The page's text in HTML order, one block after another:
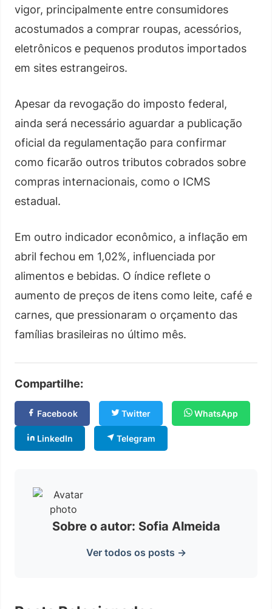
vigor, principalmente entre consumidores
acostumados a comprar roupas, acessórios,
eletrônicos e pequenos produtos importados
em sites estrangeiros.
Apesar da revogação do imposto federal,
ainda será necessário aguardar a publicação
oficial da regulamentação para confirmar
como ficarão outros tributos cobrados sobre
compras internacionais, como o ICMS
estadual.
Em outro indicador econômico, a inflação em
abril fechou em 1,02%, influenciada por
alimentos e bebidas. O índice reflete o
aumento de preços de itens como leite, café e
carnes, que pressionaram o orçamento das
famílias brasileiras no último mês.
Compartilhe:
Facebook Twitter WhatsApp
LinkedIn Telegram
Sobre o autor: Sofia Almeida
Ver todos os posts →